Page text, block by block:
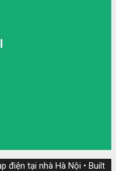
điện tại nhà Hà Nội • Built